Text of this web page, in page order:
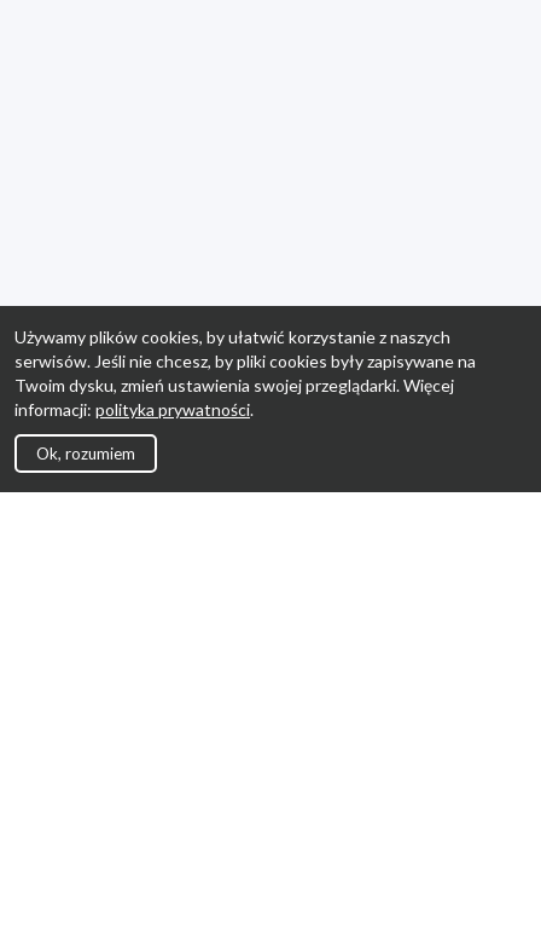
Używamy plików cookies, by ułatwić korzystanie z naszych
serwisów. Jeśli nie chcesz, by pliki cookies były zapisywane na
Twoim dysku, zmień ustawienia swojej przeglądarki. Więcej
informacji: polityka prywatności.
Ok, rozumiem